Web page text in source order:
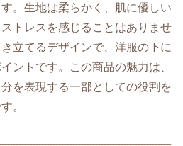
。生地は柔らかく、肌に優しい
トレスを感じることはありませ
立てるデザインで、洋服の下に
ントです。この商品の魅力は、
を表現する一部としての役割を
。